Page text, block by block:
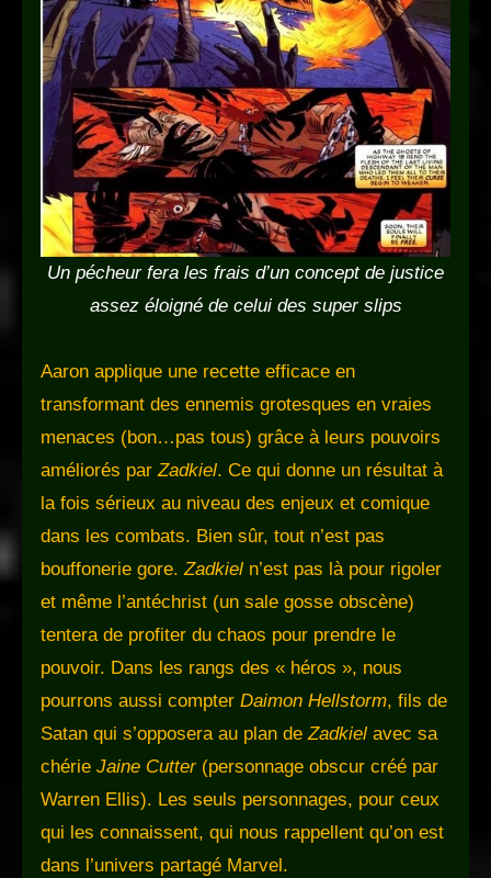
Un pécheur fera les frais d’un concept de justice
assez éloigné de celui des super slips
Aaron applique une recette efficace en
transformant des ennemis grotesques en vraies
menaces (bon…pas tous) grâce à leurs pouvoirs
améliorés parZadkiel. Ce qui donne un résultat à
la fois sérieux au niveau des enjeux et comique
dans les combats. Bien sûr, tout n’est pas
bouffonerie gore.Zadkiel n’est pas là pour rigoler
et même l’antéchrist (un sale gosse obscène)
tentera de profiter du chaos pour prendre le
pouvoir. Dans les rangs des « héros », nous
pourrons aussi compter Daimon Hellstorm, fils de
Satan qui s’opposera au plan deZadkiel avec sa
chérie Jaine Cutter(personnage obscur créé par
Warren Ellis). Les seuls personnages, pour ceux
qui les connaissent, qui nous rappellent qu’on est
dans l’univers partagé Marvel.